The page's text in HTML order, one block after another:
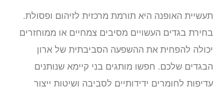
תעשיית האופנה היא תורמת מרכזית לזיהום ופסולת.
בחירת בגדים העשויים מסיבים צמחיים או ממוחזרים
יכולה להפחית את ההשפעה הסביבתית של ארון
הבגדים שלכם. חפשו מותגים בני קיימא שנותנים
עדיפות לחומרים ידידותיים לסביבה ושיטות ייצור